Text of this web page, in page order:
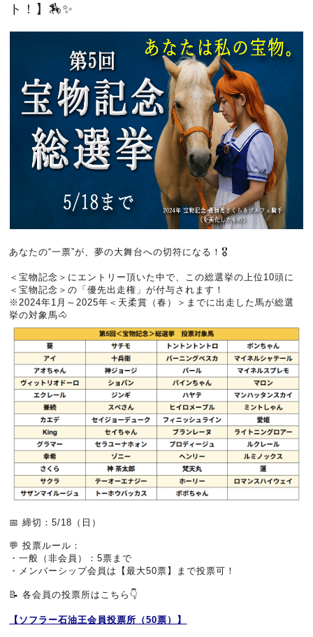
ト！】🏇✨
あなたの“一票”が、夢の大舞台への切符になる！🎖️
＜宝物記念＞にエントリー頂いた中で、この総選挙の上位10頭に
＜宝物記念＞の「優先出走権」が付与されます！
※2024年1月～2025年＜天柔賞（春）＞までに出走した馬が総選
挙の対象馬🐴
📅 締切：5/18（日）
💬 投票ルール：
・一般（非会員）：5票まで
・メンバーシップ会員は【最大50票】まで投票可！
📝 各会員の投票所はこちら👇
【ソフラー石油王会員投票所（50票）】